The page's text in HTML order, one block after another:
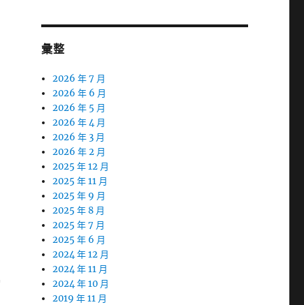
彙整
2026 年 7 月
2026 年 6 月
2026 年 5 月
2026 年 4 月
2026 年 3 月
2026 年 2 月
2025 年 12 月
2025 年 11 月
2025 年 9 月
2025 年 8 月
2025 年 7 月
2025 年 6 月
2024 年 12 月
2024 年 11 月
2024 年 10 月
2019 年 11 月